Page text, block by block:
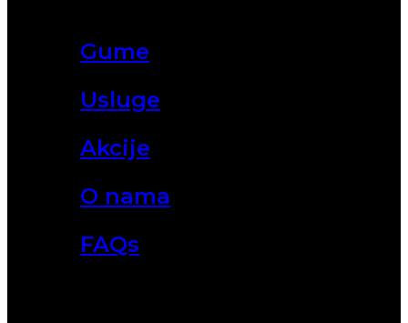
Gume
Usluge
Akcije
O nama
FAQs